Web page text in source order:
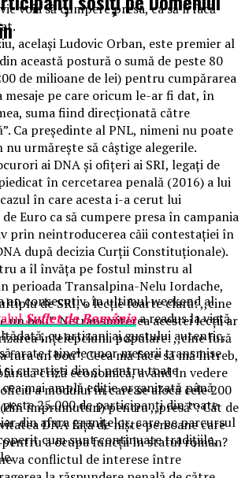
voia să cumpere presa, ca să îi facă
același Ludovic Orban, este premier al
această postură o sumă de peste 80
de milioane de lei) pentru cumpărarea
mesaje pe care oricum le-ar fi dat, în
suma fiind direcționată către
Ca președinte al PNL, nimeni nu poate
urmărește să câștige alegerile.
ai DNA și ofițeri ai SRI, legați de
în cercetarea penală (2016) a lui
în care acesta i-a cerut lui
Euro ca să cumpere presa în campania
prin neintroducerea căii contestației în
după decizia Curții Constituționale).
a îl învăța pe fostul minstru al
perioada Transalpina-Nelu Iordache,
de SRI, o lecție foarte clară: ,,cine
un bou”. Netransmiterea acestei lecții ar
înțelepciunii populare: ,,cine fură
fura un bou”. Ceea mă face să mă întreb,
criză economică, având în vedere
a modului în care se alocă cele 200
împrumuturi) pentru ,,presă”: Cât de
DNA față de niște persoane care
pentru a ocupa funcții în statul român?
conflictul de interese între
an consecutiv, în ultimul weekend al
Suflet de Româniaa readus la viață
cu artizani ai gustului autentic,
arate tainele unor meserii transmise
și cu artiști din și pentru toate
mai amplă ediție organizată până
peste 25.000 de participanți din toate
din afara granițelor, care pe parcursul
cum sunt continuate tradițiile,